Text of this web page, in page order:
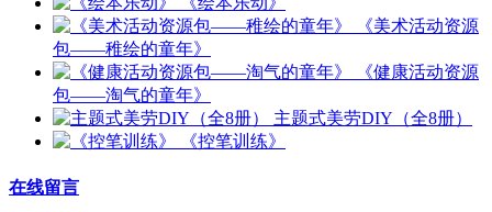
《美术活动资源
包——稚绘的童年》
《健康活动资源
包——淘气的童年》
主题式美劳DIY（全8册）
《控笔训练》
在线留言